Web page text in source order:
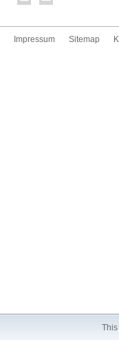
Impressum Sitemap